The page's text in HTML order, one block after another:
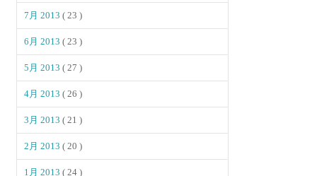
7月 2013( 23 )
6月 2013( 23 )
5月 2013( 27 )
4月 2013( 26 )
3月 2013( 21 )
2月 2013( 20 )
1月 2013( 24 )